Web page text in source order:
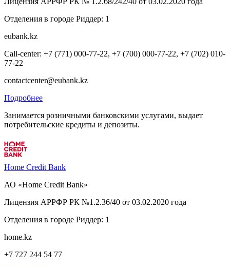
Отделения в городе Риддер: 1
eubank.kz
Call-center: +7 (771) 000-77-22, +7 (700) 000-77-22, +7 (702) 010-
77-22
contactcenter@eubank.kz
Подробнее
Занимается розничными банковскими услугами, выдает
потребительские кредиты и депозиты.
Home Credit Bank
АО «Home Credit Bank»
Лицензия АРРФР РК №1.2.36/40 от 03.02.2020 года
Отделения в городе Риддер: 1
home.kz
+7 727 244 54 77